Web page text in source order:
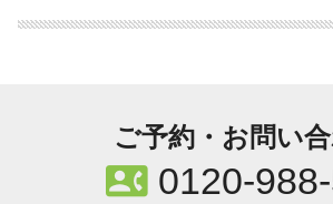
ご予約・お問い
contact_phone0120-